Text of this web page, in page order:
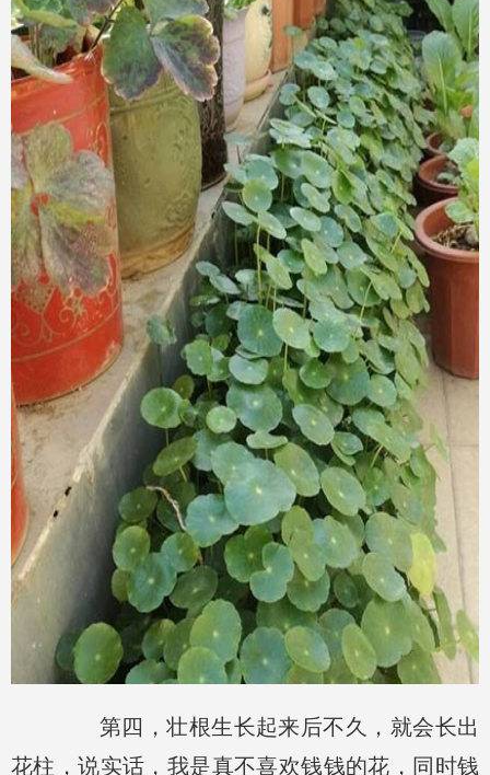
第四，壮根生长起来后不久，就会长出
花柱，说实话，我是真不喜欢钱钱的花，同时钱